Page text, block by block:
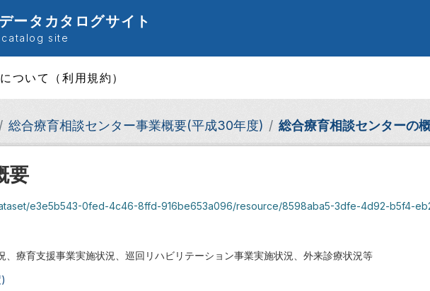
ータカタログサイト
site
ついて（利用規約）
総合療育相談センター事業概要(平成30年度) 総合療育相談センターの
要
e3e5b543-0fed-4c46-8ffd-916be653a096/resource/8598aba5-3dfe-4d92-b5f4-eb28fb7043de/
療育支援事業実施状況、巡回リハビリテーション事業実施状況、外来診療状況等